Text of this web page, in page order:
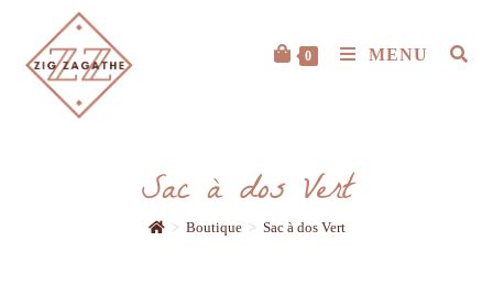
0 MENU
Sac à dos Vert
> Boutique > Sac à dos Vert